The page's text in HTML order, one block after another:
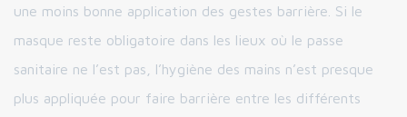
une moins bonne application des gestes barrière. Si le
masque reste obligatoire dans les lieux où le passe
sanitaire ne l’est pas, l’hygiène des mains n’est presque
plus appliquée pour faire barrière entre les différents